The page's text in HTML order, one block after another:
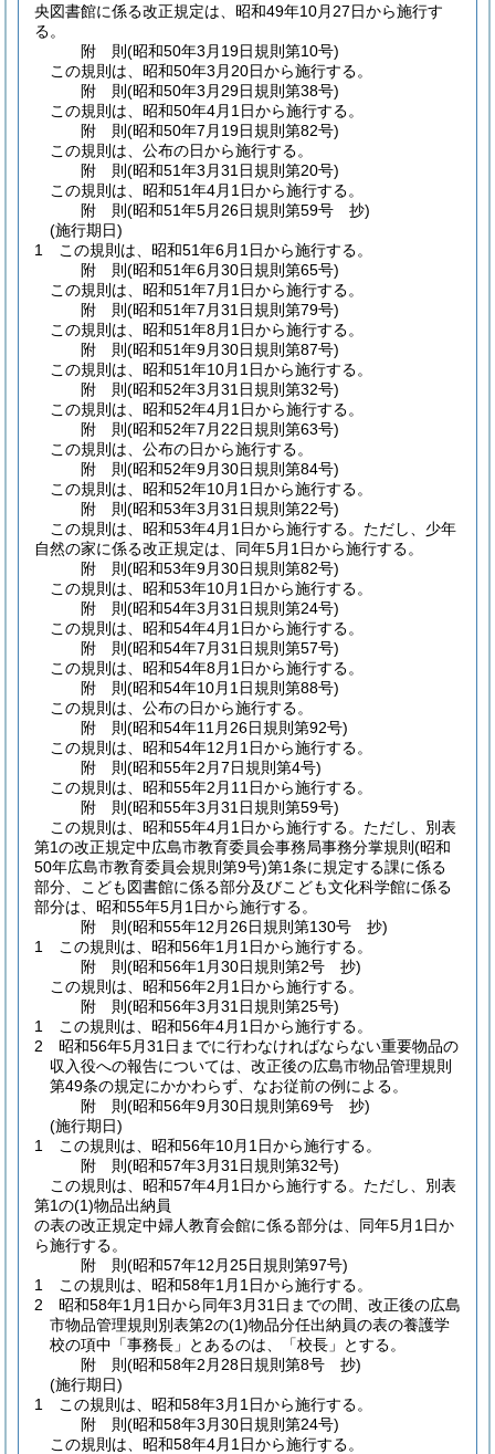
央図書館に係る改正規定は、昭和49年10月27日から施行す
る。
附 則(昭和50年3月19日規則第10号)
この規則は、昭和50年3月20日から施行する。
附 則(昭和50年3月29日規則第38号)
この規則は、昭和50年4月1日から施行する。
附 則(昭和50年7月19日規則第82号)
この規則は、公布の日から施行する。
附 則(昭和51年3月31日規則第20号)
この規則は、昭和51年4月1日から施行する。
附 則(昭和51年5月26日規則第59号 抄)
(施行期日)
1
この規則は、昭和51年6月1日から施行する。
附 則(昭和51年6月30日規則第65号)
この規則は、昭和51年7月1日から施行する。
附 則(昭和51年7月31日規則第79号)
この規則は、昭和51年8月1日から施行する。
附 則(昭和51年9月30日規則第87号)
この規則は、昭和51年10月1日から施行する。
附 則(昭和52年3月31日規則第32号)
この規則は、昭和52年4月1日から施行する。
附 則(昭和52年7月22日規則第63号)
この規則は、公布の日から施行する。
附 則(昭和52年9月30日規則第84号)
この規則は、昭和52年10月1日から施行する。
附 則(昭和53年3月31日規則第22号)
この規則は、昭和53年4月1日から施行する。 ただし、少年
自然の家に係る改正規定は、同年5月1日から施行する。
附 則(昭和53年9月30日規則第82号)
この規則は、昭和53年10月1日から施行する。
附 則(昭和54年3月31日規則第24号)
この規則は、昭和54年4月1日から施行する。
附 則(昭和54年7月31日規則第57号)
この規則は、昭和54年8月1日から施行する。
附 則(昭和54年10月1日規則第88号)
この規則は、公布の日から施行する。
附 則(昭和54年11月26日規則第92号)
この規則は、昭和54年12月1日から施行する。
附 則(昭和55年2月7日規則第4号)
この規則は、昭和55年2月11日から施行する。
附 則(昭和55年3月31日規則第59号)
この規則は、昭和55年4月1日から施行する。 ただし、別表
第1の改正規定中広島市教育委員会事務局事務分掌規則 (昭和
50年広島市教育委員会規則第9号)第1条に規定する課に係る
部分、こども図書館に係る部分及びこども文化科学館に係る
部分は、昭和55年5月1日から施行する。
附 則(昭和55年12月26日規則第130号 抄)
1
この規則は、昭和56年1月1日から施行する。
附 則(昭和56年1月30日規則第2号 抄)
この規則は、昭和56年2月1日から施行する。
附 則(昭和56年3月31日規則第25号)
1
この規則は、昭和56年4月1日から施行する。
2
昭和56年5月31日までに行わなければならない重要物品の
収入役への報告については、改正後の広島市物品管理規則
第49条の規定にかかわらず、なお従前の例による。
附 則(昭和56年9月30日規則第69号 抄)
(施行期日)
1
この規則は、昭和56年10月1日から施行する。
附 則(昭和57年3月31日規則第32号)
この規則は、昭和57年4月1日から施行する。 ただし、別表
第1の(1)物品出納員
の表の改正規定中婦人教育会館に係る部分は、同年5月1日か
ら施行する。
附 則(昭和57年12月25日規則第97号)
1
この規則は、昭和58年1月1日から施行する。
2
昭和58年1月1日から同年3月31日までの間、改正後の広島
市物品管理規則別表第2の(1)物品分任出納員の表の養護学
校の項中「事務長」とあるのは、「校長」とする。
附 則(昭和58年2月28日規則第8号 抄)
(施行期日)
1
この規則は、昭和58年3月1日から施行する。
附 則(昭和58年3月30日規則第24号)
この規則は、昭和58年4月1日から施行する。